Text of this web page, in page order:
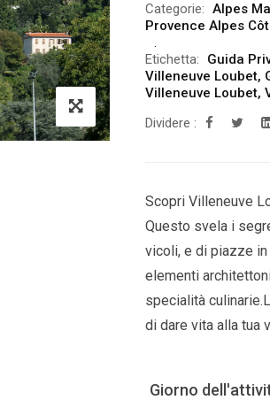
Categorie: Alpes
Provence Alpes
Etichetta: Guida
Villeneuve Loubet,
Villeneuve Loubet,
Dividere :
Scopri Villeneuve
Questo svela i
vicoli, e di piazze
elementi
specialità
di dare vita alla tua
Giorno